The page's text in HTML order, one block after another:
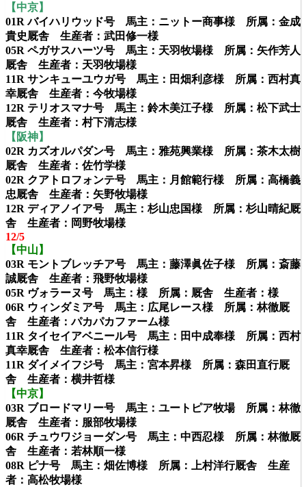
【中京】
01R バイハリウッド号 馬主：ニットー商事様 所属：金成
貴史厩舎 生産者：武田修一様
05R ペガサスハーツ号 馬主：天羽牧場様 所属：矢作芳人
厩舎 生産者：天羽牧場様
11R サンキューユウガ号 馬主：田畑利彦様 所属：西村真
幸厩舎 生産者：今牧場様
12R テリオスマナ号 馬主：鈴木美江子様 所属：松下武士
厩舎 生産者：村下清志様
【阪神】
02R カズオルパダン号 馬主：雅苑興業様 所属：茶木太樹
厩舎 生産者：佐竹学様
02R クアトロフォンテ号 馬主：月館範行様 所属：高橋義
忠厩舎 生産者：矢野牧場様
12R ディアノイア号 馬主：杉山忠国様 所属：杉山晴紀厩
舎 生産者：岡野牧場様
12/5
【中山】
03R モントブレッチア号 馬主：藤澤眞佐子様 所属：斎藤
誠厩舎 生産者：飛野牧場様
05R ヴォラーヌ号 馬主：様 所属：厩舎 生産者：様
06R ウィンダミア号 馬主：広尾レース様 所属：林徹厩
舎 生産者：パカパカファーム様
11R タイセイアベニール号 馬主：田中成奉様 所属：西村
真幸厩舎 生産者：松本信行様
11R ダイメイフジ号 馬主：宮本昇様 所属：森田直行厩
舎 生産者：横井哲様
【中京】
03R ブロードマリー号 馬主：ユートピア牧場 所属：林徹
厩舎 生産者：服部牧場様
06R チュウワジョーダン号 馬主：中西忍様 所属：林徹厩
舎 生産者：若林順一様
08R ピナ号 馬主：畑佐博様 所属：上村洋行厩舎 生産
者：高松牧場様